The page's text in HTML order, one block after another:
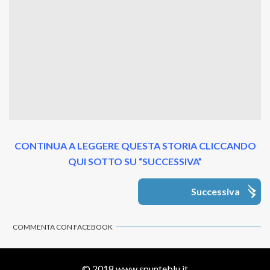
CONTINUA A LEGGERE QUESTA STORIA CLICCANDO
QUI SOTTO SU “SUCCESSIVA”
Successiva
COMMENTA CON FACEBOOK